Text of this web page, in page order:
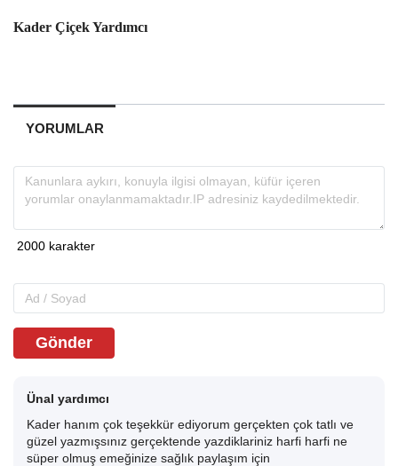
Kader Çiçek Yardımcı
YORUMLAR
Gönder
Ünal yardımcı
Kader hanım çok teşekkür ediyorum gerçekten çok tatlı ve
güzel yazmışsınız gerçektende yazdiklariniz harfi harfi ne
süper olmuş emeğinize sağlık paylaşım için